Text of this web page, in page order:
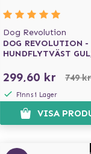
Dog Revolution
DOG REVOLUTION -
HUNDFLYTVÄST
299,60 kr 749 kr
Finns i Lager
VISA